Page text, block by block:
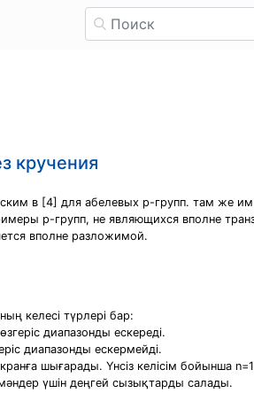
кручения
в [4] для абелевых p-групп. там же
p-групп, не являющихся вполне
вполне разложимой.
келесі түрлері бар:
диапазонды ескереді.
диапазонды ескермейді.
шығарады. Үнсіз келісім бойынша
үшін деңгей сызықтарды салады.